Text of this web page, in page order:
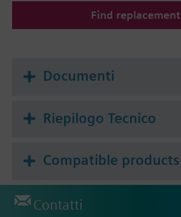
Find replacement
Documenti
Riepilogo Tecnico
Compatible products
Contatti